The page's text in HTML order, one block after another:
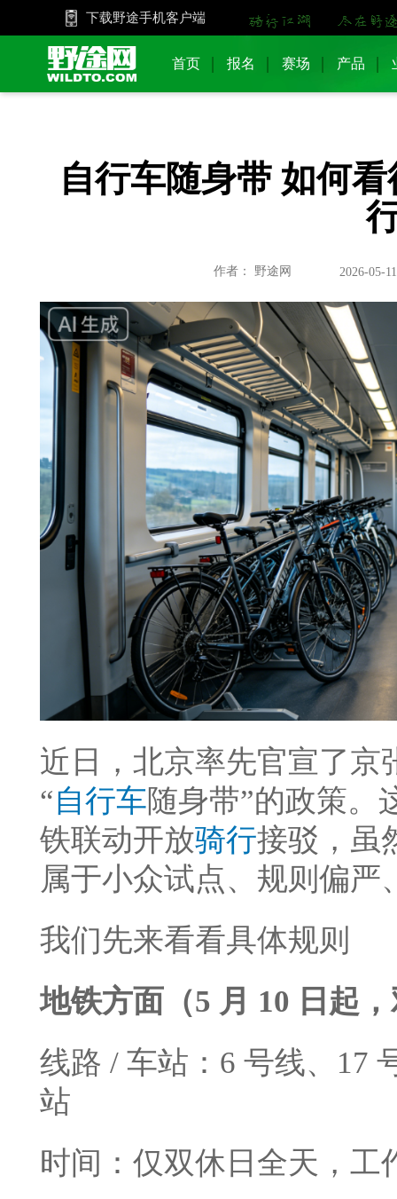
下载野途手机客户端
首页 报名 赛场 产品
自行车随身带 如何
作者： 野途网 2026-05-
近日，北京率先官宣了京
“自行车随身带”的政策。
铁联动开放骑行接驳，虽
属于小众试点、规则偏严
我们先来看看具体规则
地铁方面（5 月 10 日起
线路 / 车站：6 号线、17
站
时间：仅双休日全天，工